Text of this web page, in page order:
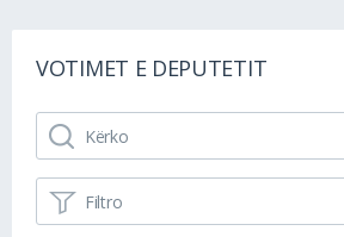
VOTIMET E DEPUTETIT
Filtro